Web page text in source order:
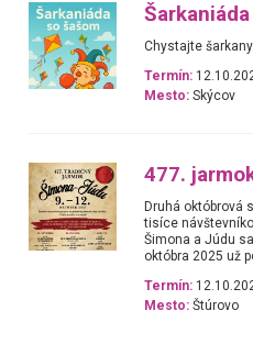
Chystajte šarkany.
Termín:
Mesto: Skýcov
477.
Druhá októbrová
tisíce
Šimona a Júdu
októbra 2025 už
Termín:
Mesto: Štúrovo